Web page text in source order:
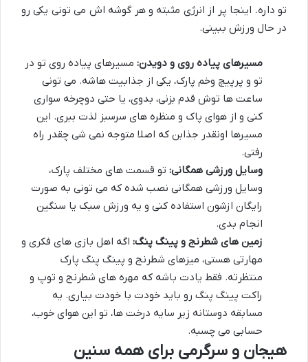
تو داره. اینجا پر از انرژی مثبته و هر گوشه اش می تونی یکی رو
در حال ورزش ببینی.
مسیرهای پیاده روی و دویدن: مسیرهای پیاده روی تو در
تو و پرپیچ وخم پارک، یکی از جذابیت هاشه. می تونی
ساعت ها توش قدم بزنی، بدوی، یا حتی دوچرخه سواری
کنی و از هوای پاک و منظره های سرسبز لذت ببری. این
مسیرها اونقدر جذابن که اصلا متوجه نمی شی چقدر راه
رفتی.
وسایل ورزشی همگانی: تو قسمت های مختلف پارک،
وسایل ورزشی همگانی نصب شده که می تونی به صورت
رایگان ازشون استفاده کنی و یه ورزش سبک یا سنگین
انجام بدی.
زمین های شطرنج و پینگ پنگ: اگه اهل بازی های فکری و
مهارتی هستی، میزهای شطرنج و پینگ پنگ پارک
منتظرته. فقط یادت باشه که مهره های شطرنج و توپ و
راکت پینگ پنگ رو باید خودت با خودت بیاری. یه
مسابقه دوستانه زیر سایه درخت ها، تو این هوای خوب،
حسابی می چسبه.
هیجان و سرگرمی برای همه سنین